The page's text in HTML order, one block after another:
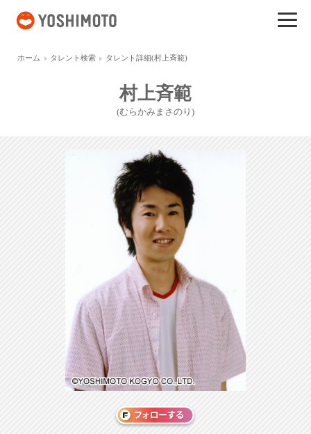
ホーム タレント検索 タレント詳細(村上斉範)
村上斉範
(むらかみまさのり)